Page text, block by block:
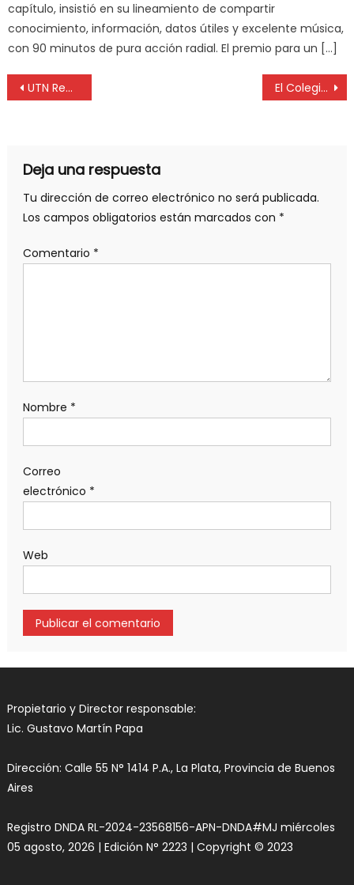
capítulo, insistió en su lineamiento de compartir
conocimiento, información, datos útiles y excelente música,
con 90 minutos de pura acción radial. El premio para un […]
UTN Regional La Plata: Está abierta la inscripción para el ingreso 2023 El Colegio de Profesionales de Higiene y Seguridad continúa desarrollando acciones de vinculación institucional
Deja una respuesta
Tu dirección de correo electrónico no será publicada.
Los campos obligatorios están marcados con *
Comentario *
Nombre *
Correo
electrónico *
Web
Propietario y Director responsable:
Lic. Gustavo Martín Papa
Dirección: Calle 55 N° 1414 P.A., La Plata, Provincia de Buenos
Aires
Registro DNDA RL-2024-23568156-APN-DNDA#MJ miércoles
05 agosto, 2026 | Edición N° 2223 | Copyright © 2023